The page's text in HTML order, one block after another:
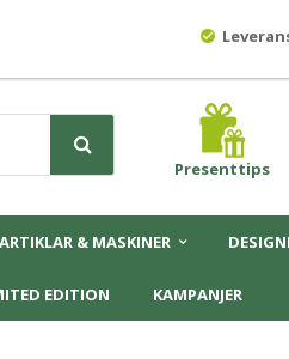
Presenttips
& MASKINER
EDITION
KAMPANJER